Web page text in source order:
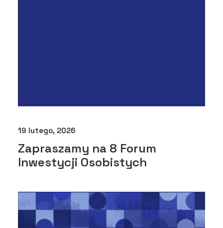
19 lutego, 2026
Zapraszamy na 8 Forum
Inwestycji Osobistych